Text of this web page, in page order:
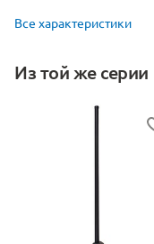
Все характеристики
Из той же серии